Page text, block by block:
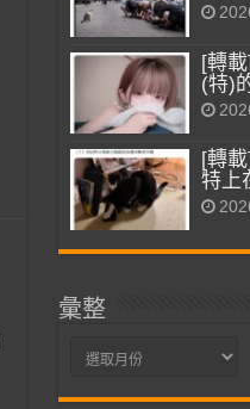
[轉
(特)
[轉
特上
彙整
彙